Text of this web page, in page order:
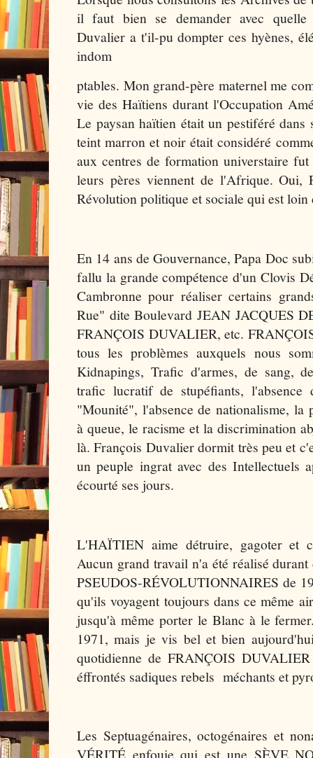
il faut bien se demander avec quelle
Duvalier a t'il-pu dompter ces hyènes,
indom
ptables. Mon grand-père maternel me
vie des Haïtiens durant l'Occupation
Le paysan haïtien était un pestiféré
teint marron et noir était considéré
aux centres de formation universtaire
leurs pères viennent de l'Afrique. Oui,
Révolution politique et sociale qui est loin
En 14 ans de Gouvernance, Papa Doc
fallu la grande compétence d'un Clovis
Cambronne pour réaliser certains
Rue" dite Boulevard JEAN JACQUES
FRANÇOIS DUVALIER, etc.
tous les problèmes auxquels nous
Kidnapings, Trafic d'armes, de sang,
trafic lucratif de stupéfiants, l'absence
"Mounité", l'absence de nationalisme, la
à queue, le racisme et la discrimination
là. François Duvalier dormit très peu et
un peuple ingrat avec des Intellectuels
écourté ses jours.
L'HAÏTIEN aime détruire, gagoter et
Aucun grand travail n'a été réalisé
PSEUDOS-RÉVOLUTIONNAIRES de
qu'ils voyagent toujours dans ce même
jusqu'à même porter le Blanc à le
1971, mais je vis bel et bien
quotidienne de FRANÇOIS
éffrontés sadiques rebels méchants et
Les Septuagénaires, octogénaires et